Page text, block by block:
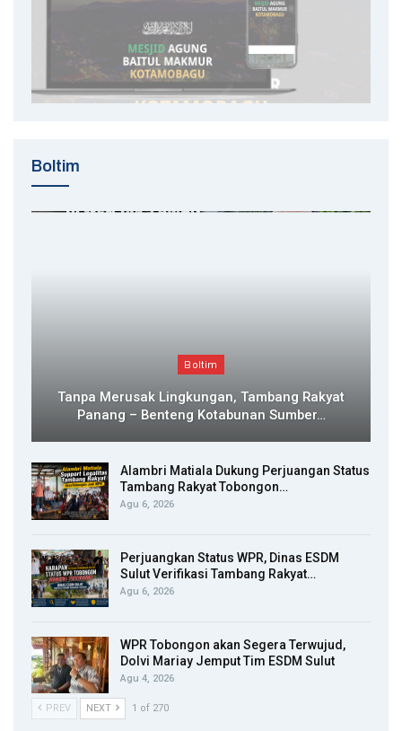
Boltim
Boltim
Tanpa Merusak Lingkungan, Tambang Rakyat
Panang – Benteng Kotabunan Sumber…
Alambri Matiala Dukung Perjuangan Status
Tambang Rakyat Tobongon…
Agu 6, 2026
Perjuangkan Status WPR, Dinas ESDM
Sulut Verifikasi Tambang Rakyat…
Agu 6, 2026
WPR Tobongon akan Segera Terwujud,
Dolvi Mariay Jemput Tim ESDM Sulut
Agu 4, 2026
PREV NEXT 1 of 270